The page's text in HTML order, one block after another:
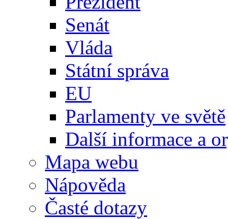
Senát
Vláda
Státní správa
EU
Parlamenty ve světě
Další informace a
Mapa webu
Nápověda
Časté dotazy